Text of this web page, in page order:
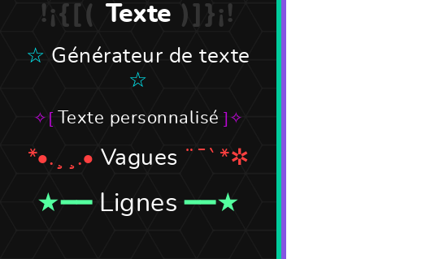
Texte
Générateur de texte
Texte personnalisé
Vagues
Lignes